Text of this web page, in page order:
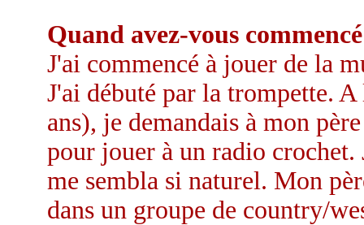
Quand avez-vous
J'ai commencé à jouer de la
J'ai débuté par la trompette.
ans), je demandais à mon
pour jouer à un radio crochet.
me sembla si naturel. Mon
dans un groupe de country/